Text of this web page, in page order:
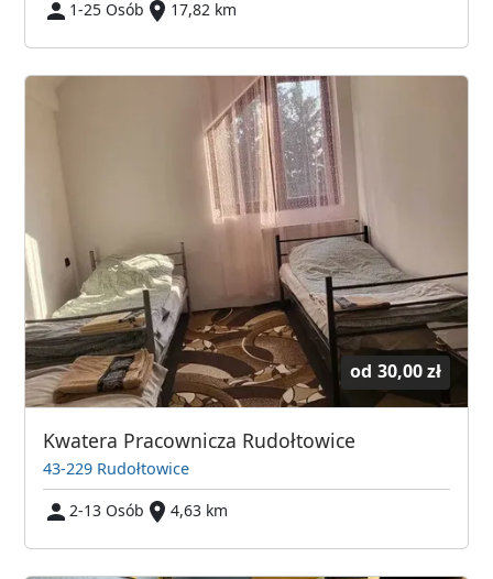
1-25 Osób
17,82 km
od 30,00 zł
Kwatera Pracownicza Rudołtowice
43-229 Rudołtowice
2-13 Osób
4,63 km